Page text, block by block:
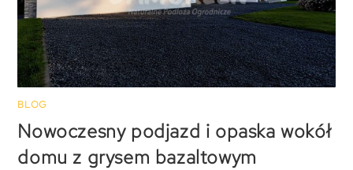
BLOG
Nowoczesny podjazd i opaska wokół
domu z grysem bazaltowym